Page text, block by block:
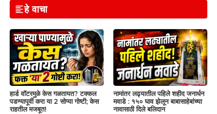
हे वाचा
हार्ड वॉटरमुळे केस गळतायत? टक्कल
पडण्यापूर्वी करा या 2 सोप्या गोष्टी; केस
राहतील मजबूत!
नामांतर लढ्यातील पहिले शहीद जनार्धन
मवाडे : १५० घाव झेलून बाबासाहेबांच्या
नावासाठी दिले बलिदान